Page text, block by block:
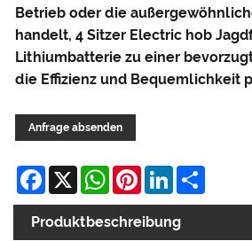
Betrieb oder die
handelt, 4 Sitzer Electric hob
Lithiumbatterie zu einer
die Effizienz und Bequemlichkeit
Anfrage absenden
Facebook
X WhatsApp
Pinterest
LinkedIn
Produktbeschreibung